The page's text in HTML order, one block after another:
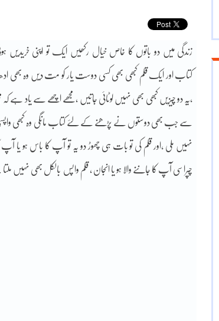
زندگی میں دو باتوں کا خاص خیال رکھیں ایک تو اپنی خریدیں
کتاب اور ایک قلم کبھی بھی کسی دوست یار کو مت دیں وہ بھی
،یہ دو چیزیں کبھی بھی نہیں لوٹائی جاتیں ،مجھے اچھے سے یاد ہے کہ
سے جب بھی دوستوں نے پڑھنے کے لئے کتاب مانگی وہ کبھی
نہیں ملی ،اور قلم کی تو بات ہی چھوڑ دو یہ تو آپ کا باس ہو یا آپ
چپراسی آپ کا جاننے والا ہو یا انجان ، قلم واپس بالکل بھی نہیں ملتا ۔